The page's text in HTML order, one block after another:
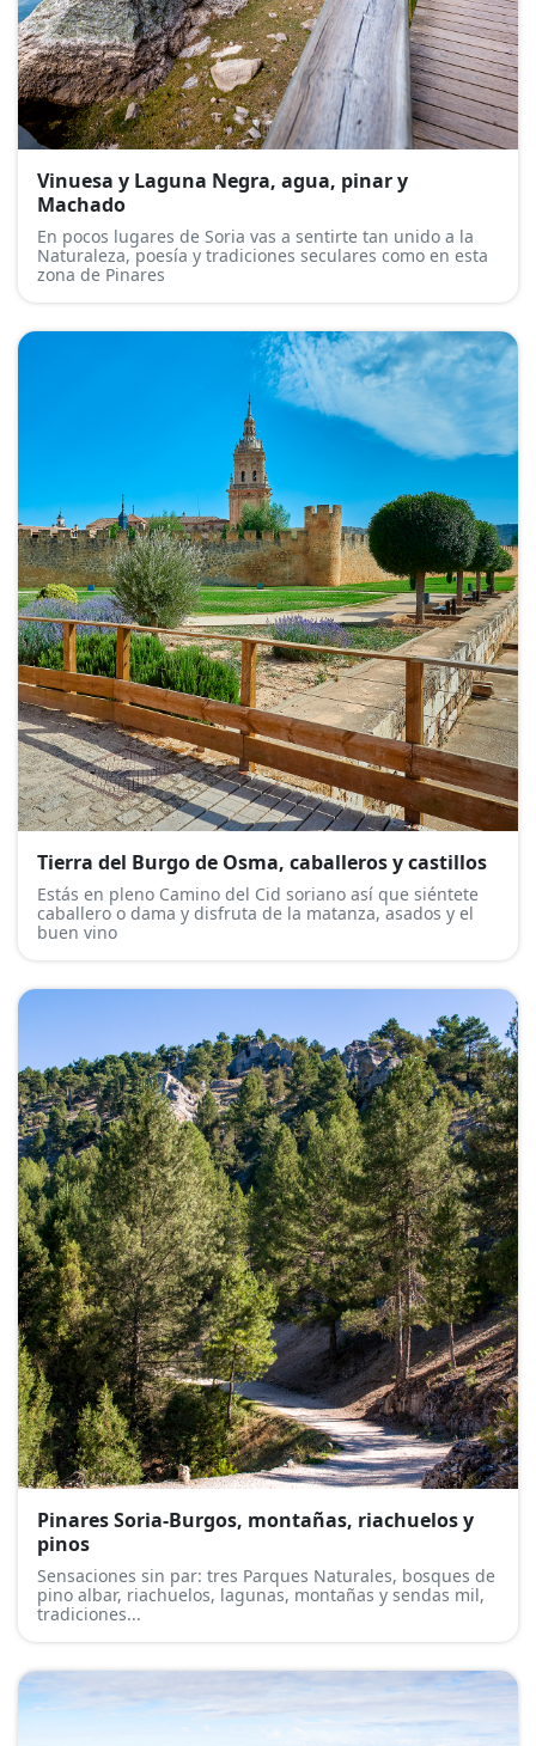
Vinuesa y Laguna Negra, agua, pinar y
Machado
En pocos lugares de Soria vas a sentirte tan unido a la
Naturaleza, poesía y tradiciones seculares como en esta
zona de Pinares
Tierra del Burgo de Osma, caballeros y castillos
Estás en pleno Camino del Cid soriano así que siéntete
caballero o dama y disfruta de la matanza, asados y el
buen vino
Pinares Soria-Burgos, montañas, riachuelos y
pinos
Sensaciones sin par: tres Parques Naturales, bosques de
pino albar, riachuelos, lagunas, montañas y sendas mil,
tradiciones...